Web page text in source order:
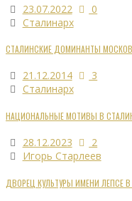
23.07.2022
0
Сталинарх
СТАЛИНСКИЕ ДОМИНАНТЫ
21.12.2014
3
Сталинарх
НАЦИОНАЛЬНЫЕ МОТИВЫ В
28.12.2023
2
Игорь Старлеев
ДВОРЕЦ КУЛЬТУРЫ ИМЕНИ ЛЕПСЕ